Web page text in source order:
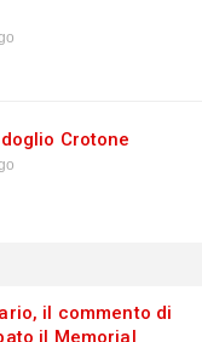
Crotone
il commento di
il Memorial